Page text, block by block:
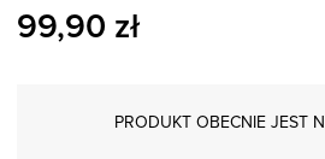
99,90 zł
PRODUKT OBECNIE JEST